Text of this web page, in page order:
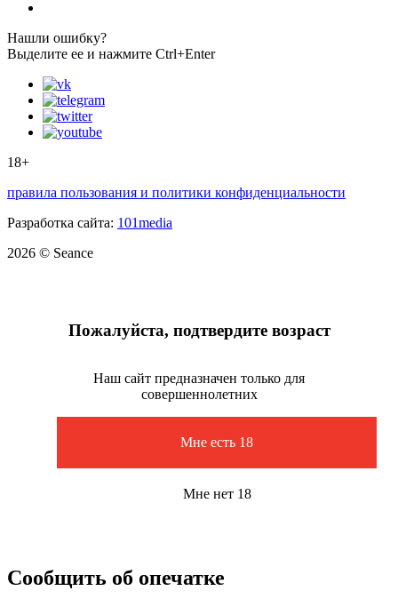
Нашли ошибку?
Выделите ее и нажмите Ctrl+Enter
18+
правила пользования и политики конфиденциальности
Разработка сайта: 101media
2026 © Seance
Пожалуйста, подтвердите возраст
Наш сайт предназначен только для
совершеннолетних
Мне есть 18
Мне нет 18
Сообщить об опечатке